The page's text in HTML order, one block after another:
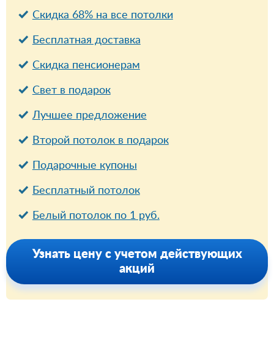
Скидка 68% на все потолки
Бесплатная доставка
Cкидка пенсионерам
Свет в подарок
Лучшее предложение
Второй потолок в подарок
Подарочные купоны
Бесплатный потолок
Белый потолок по 1 руб.
Узнать цену с учетом действующих
акций